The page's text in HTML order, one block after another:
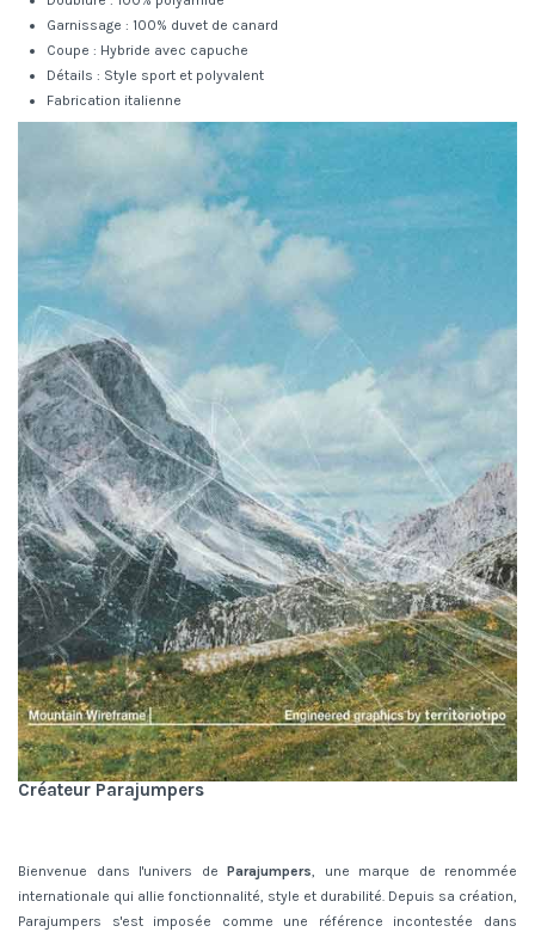
Garnissage : 100% duvet de canard
Coupe : Hybride avec capuche
Détails : Style sport et polyvalent
Fabrication italienne
Créateur Parajumpers
Bienvenue dans l'univers de Parajumpers, une marque de renommée
internationale qui allie fonctionnalité, style et durabilité. Depuis sa création,
Parajumpers s'est imposée comme une référence incontestée dans